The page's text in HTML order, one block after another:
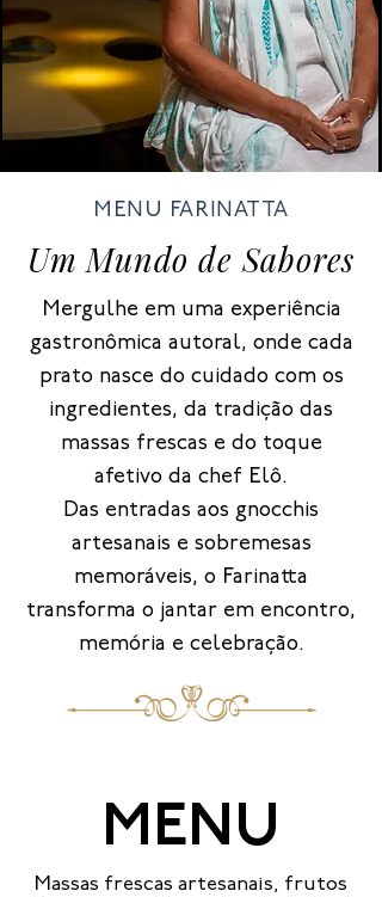
MENU FARINATTA
Um Mundo de Sabores
Mergulhe em uma experiência
gastronômica autoral, onde cada
prato nasce do cuidado com os
ingredientes, da tradição das
massas frescas e do toque
afetivo da chef Elô.
Das entradas aos gnocchis
artesanais e sobremesas
memoráveis, o Farinatta
transforma o jantar em encontro,
memória e celebração.
MENU
Massas frescas artesanais, frutos